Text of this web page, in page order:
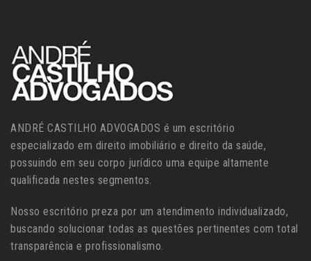
ANDRÉ CASTILHO ADVOGADOS é um escritório
especializado em direito imobiliário e direito da saúde,
possuindo em seu corpo jurídico uma equipe altamente
qualificada nestes segmentos.
Nosso escritório preza por um atendimento individualizado,
buscando solucionar todas as questões pertinentes com total
transparência e profissionalismo.